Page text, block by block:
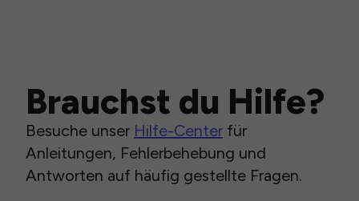
Brauchst du Hilfe?
Besuche unser Hilfe-Center für
Anleitungen, Fehlerbehebung und
Antworten auf häufig gestellte Fragen.